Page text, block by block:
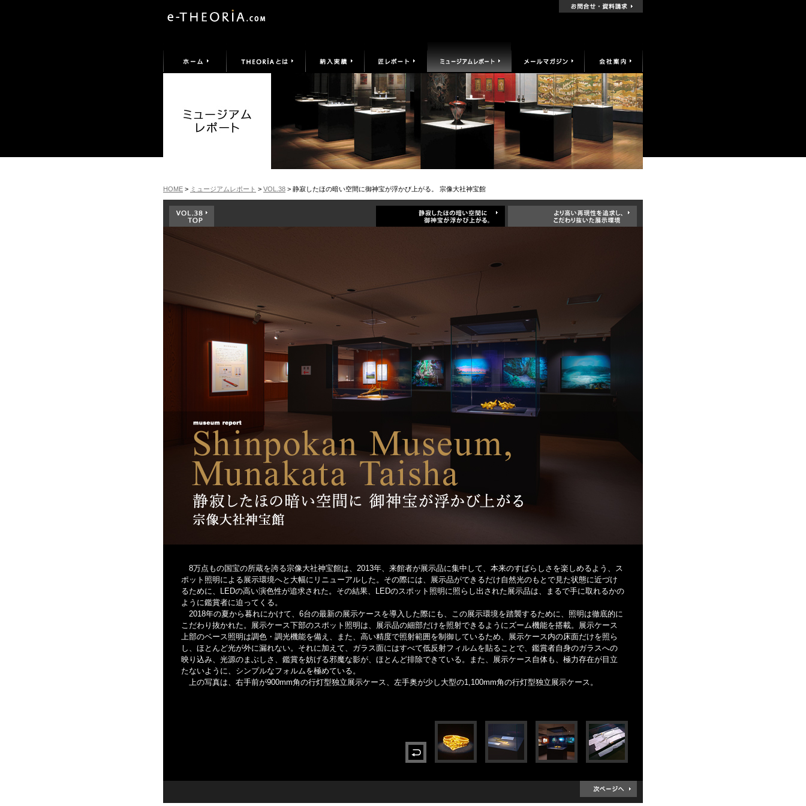
HOME > ミュージアムレポート > VOL.38 > 静寂したほの暗い空間に御神宝が浮かび上がる。 宗像大社神宝館
8万点もの国宝の所蔵を誇る宗像大社神宝館は、2013年、来館者が展示品に集中して、本来のすばらしさを楽しめるよう、ス
ポット照明による展示環境へと大幅にリニューアルした。その際には、展示品ができるだけ自然光のもとで見た状態に近づけ
るために、LEDの高い演色性が追求された。その結果、LEDのスポット照明に照らし出された展示品は、まるで手に取れるかの
ように鑑賞者に迫ってくる。
2018年の夏から暮れにかけて、6台の最新の展示ケースを導入した際にも、この展示環境を踏襲するために、照明は徹底的に
こだわり抜かれた。展示ケース下部のスポット照明は、展示品の細部だけを照射できるようにズーム機能を搭載。展示ケース
上部のベース照明は調色・調光機能を備え、また、高い精度で照射範囲を制御しているため、展示ケース内の床面だけを照ら
し、ほとんど光が外に漏れない。それに加えて、ガラス面にはすべて低反射フィルムを貼ることで、鑑賞者自身のガラスへの
映り込み、光源のまぶしさ、鑑賞を妨げる邪魔な影が、ほとんど排除できている。また、展示ケース自体も、極力存在が目立
たないように、シンプルなフォルムを極めている。
上の写真は、右手前が900mm角の行灯型独立展示ケース、左手奥が少し大型の1,100mm角の行灯型独立展示ケース。